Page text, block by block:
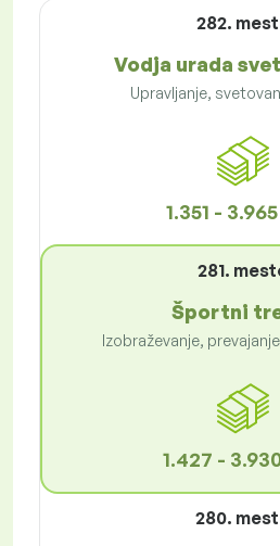
282.
Vodja urada
Upravljanje,
1.351 - 3.965
281.
Športni
Izobraževanje,
1.427 -
280.